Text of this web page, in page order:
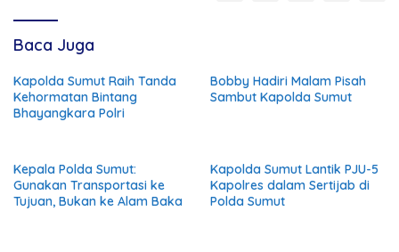
Baca Juga
Kapolda Sumut Raih Tanda
Kehormatan Bintang
Bhayangkara Polri
Bobby Hadiri Malam Pisah
Sambut Kapolda Sumut
Kepala Polda Sumut:
Gunakan Transportasi ke
Tujuan, Bukan ke Alam Baka
Kapolda Sumut Lantik PJU-5
Kapolres dalam Sertijab di
Polda Sumut